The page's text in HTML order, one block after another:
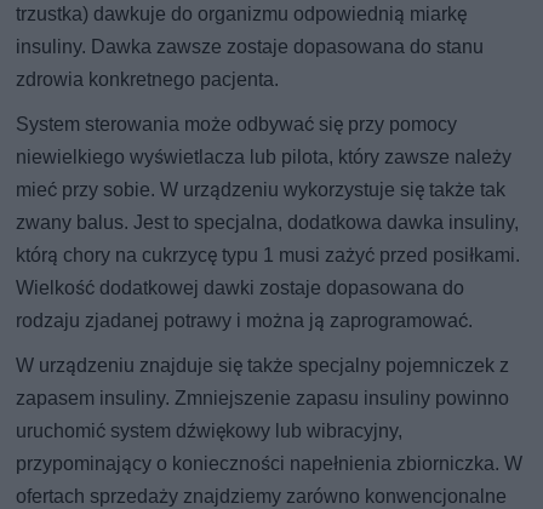
trzustka) dawkuje do organizmu odpowiednią miarkę
insuliny. Dawka zawsze zostaje dopasowana do stanu
zdrowia konkretnego pacjenta.
System sterowania może odbywać się przy pomocy
niewielkiego wyświetlacza lub pilota, który zawsze należy
mieć przy sobie. W urządzeniu wykorzystuje się także tak
zwany balus. Jest to specjalna, dodatkowa dawka insuliny,
którą chory na cukrzycę typu 1 musi zażyć przed posiłkami.
Wielkość dodatkowej dawki zostaje dopasowana do
rodzaju zjadanej potrawy i można ją zaprogramować.
W urządzeniu znajduje się także specjalny pojemniczek z
zapasem insuliny. Zmniejszenie zapasu insuliny powinno
uruchomić system dźwiękowy lub wibracyjny,
przypominający o konieczności napełnienia zbiorniczka. W
ofertach sprzedaży znajdziemy zarówno konwencjonalne